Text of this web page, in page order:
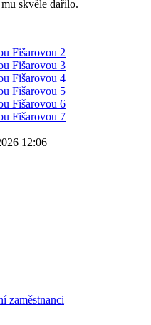
skvěle dařilo.
12:06
zaměstnanci